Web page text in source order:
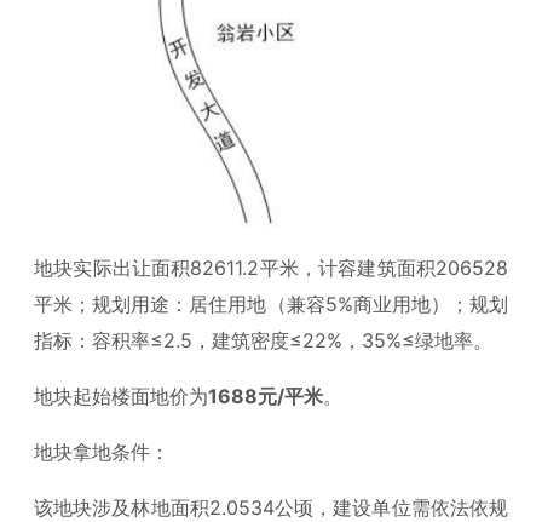
地块实际出让面积82611.2平米，计容建筑面积206528
平米；规划用途：居住用地（兼容5%商业用地）；规划
指标：容积率≤2.5，建筑密度≤22%，35%≤绿地率。
地块起始楼面地价为1688元/平米。
地块拿地条件：
该地块涉及林地面积2.0534公顷，建设单位需依法依规